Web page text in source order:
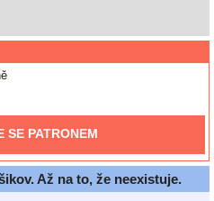
SE PATRONEM
Až na to, že neexistuje.